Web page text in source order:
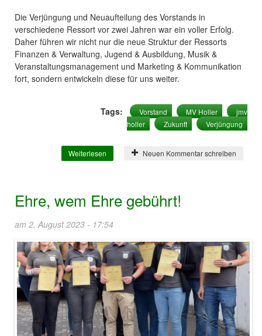
Die Verjüngung und Neuaufteilung des Vorstands in
verschiedene Ressort vor zwei Jahren war ein voller Erfolg.
Daher führen wir nicht nur die neue Struktur der Ressorts
Finanzen & Verwaltung, Jugend & Ausbildung, Musik &
Veranstaltungsmanagement und Marketing & Kommunikation
fort, sondern entwickeln diese für uns weiter.
Tags: Vorstand MV Holler
jmv
holler
Zukunft Verjüngung
Weiterlesen über Unser neuer Vorstand!
Neuen Kommentar schreiben
Ehre, wem Ehre gebührt!
am 2. August 2023 - 17:54